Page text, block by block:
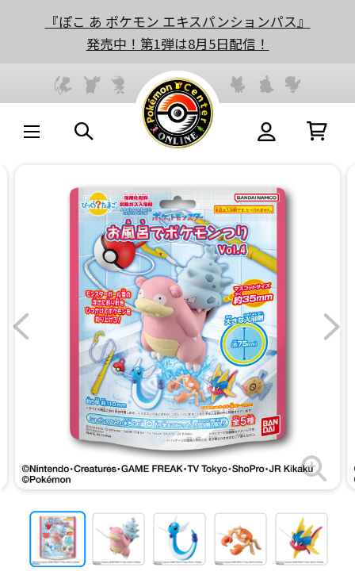
『ぽこ あ ポケモン エキスパンションパス』
発売中！第1弾は8月5日配信！